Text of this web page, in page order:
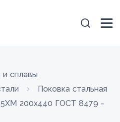
и сплавы
Поковка стальная
200x440 ГОСТ 8479 -